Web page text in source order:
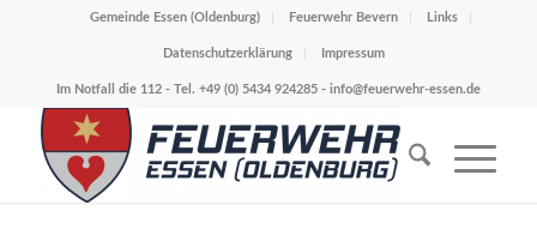
Gemeinde Essen (Oldenburg) Feuerwehr Bevern Links
Datenschutzerklärung Impressum
Im Notfall die 112 - Tel. +49 (0) 5434 924285 - info@feuerwehr-essen.de